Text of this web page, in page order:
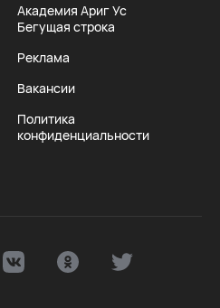
Академия Ариг Ус
Бегущая строка
Реклама
Вакансии
Политика
конфиденциальности